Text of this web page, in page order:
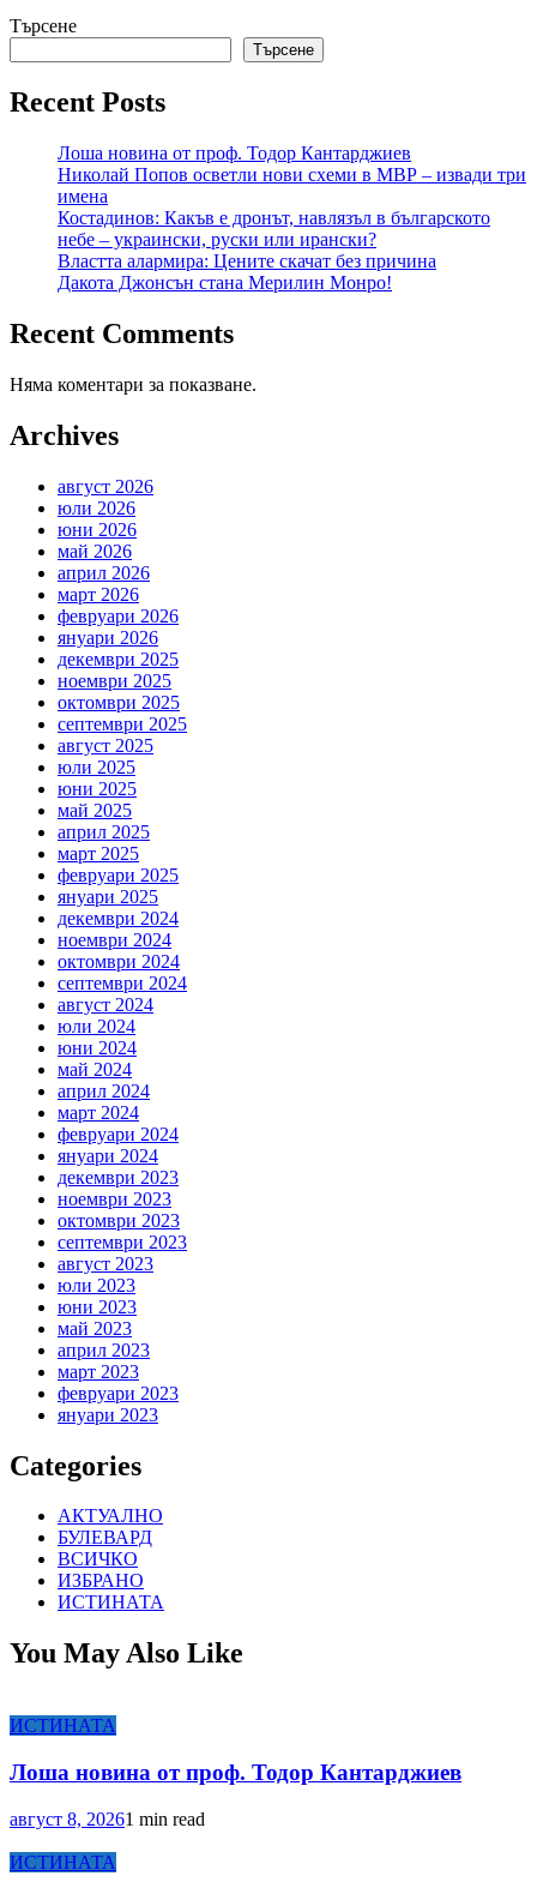
Търсене
Търсене
Recent Posts
Лоша новина от проф. Тодор Кантарджиев
Николай Попов осветли нови схеми в МВР – извади три
имена
Костадинов: Какъв е дронът, навлязъл в българското
небе – украински, руски или ирански?
Властта алармира: Цените скачат без причина
Дакота Джонсън стана Мерилин Монро!
Recent Comments
Няма коментари за показване.
Archives
август 2026
юли 2026
юни 2026
май 2026
април 2026
март 2026
февруари 2026
януари 2026
декември 2025
ноември 2025
октомври 2025
септември 2025
август 2025
юли 2025
юни 2025
май 2025
април 2025
март 2025
февруари 2025
януари 2025
декември 2024
ноември 2024
октомври 2024
септември 2024
август 2024
юли 2024
юни 2024
май 2024
април 2024
март 2024
февруари 2024
януари 2024
декември 2023
ноември 2023
октомври 2023
септември 2023
август 2023
юли 2023
юни 2023
май 2023
април 2023
март 2023
февруари 2023
януари 2023
Categories
АКТУАЛНО
БУЛЕВАРД
ВСИЧКО
ИЗБРАНО
ИСТИНАТА
You May Also Like
ИСТИНАТА
Лоша новина от проф. Тодор Кантарджиев
август 8, 20261 min read
ИСТИНАТА